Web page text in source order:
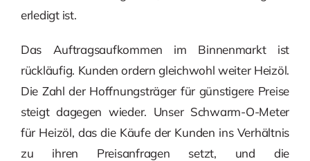
erledigt ist.
Das Auftragsaufkommen im Binnenmarkt ist
rückläufig. Kunden ordern gleichwohl weiter Heizöl.
Die Zahl der Hoffnungsträger für günstigere Preise
steigt dagegen wieder. Unser Schwarm-O-Meter
für Heizöl, das die Käufe der Kunden ins Verhältnis
zu ihren Preisanfragen setzt, und die